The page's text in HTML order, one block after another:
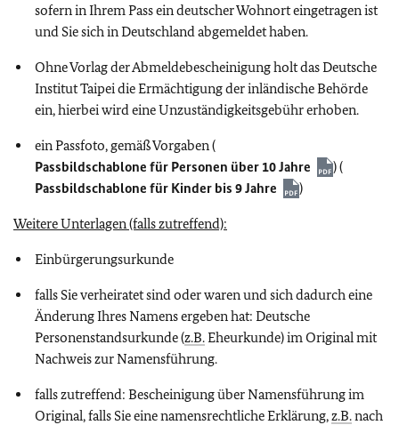
sofern in Ihrem Pass ein deutscher Wohnort eingetragen ist
und Sie sich in Deutschland abgemeldet haben.
Ohne Vorlag der Abmeldebescheinigung holt das Deutsche
Institut Taipei die Ermächtigung der inländische Behörde
ein, hierbei wird eine Unzuständigkeitsgebühr erhoben.
ein Passfoto, gemäß Vorgaben (
Passbildschablone für Personen über 10 Jahre
) (
Passbildschablone für Kinder bis 9 Jahre
)
Weitere Unterlagen (falls zutreffend):
Einbürgerungsurkunde
falls Sie verheiratet sind oder waren und sich dadurch eine
Änderung Ihres Namens ergeben hat: Deutsche
Personenstandsurkunde (z.B.Eheurkunde) im Original mit
Nachweis zur Namensführung.
falls zutreffend: Bescheinigung über Namensführung im
Original, falls Sie eine namensrechtliche Erklärung,z.B.nach